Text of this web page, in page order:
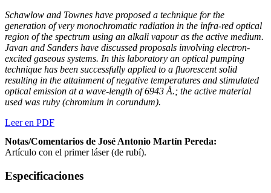
Schawlow and Townes have proposed a technique for the
generation of very monochromatic radiation in the infra-red optical
region of the spectrum using an alkali vapour as the active medium.
Javan and Sanders have discussed proposals involving electron-
excited gaseous systems. In this laboratory an optical pumping
technique has been successfully applied to a fluorescent solid
resulting in the attainment of negative temperatures and stimulated
optical emission at a wave-length of 6943 Å.; the active material
used was ruby (chromium in corundum).
Leer en PDF
Notas/Comentarios de José Antonio Martín Pereda:
Artículo con el primer láser (de rubí).
Especificaciones